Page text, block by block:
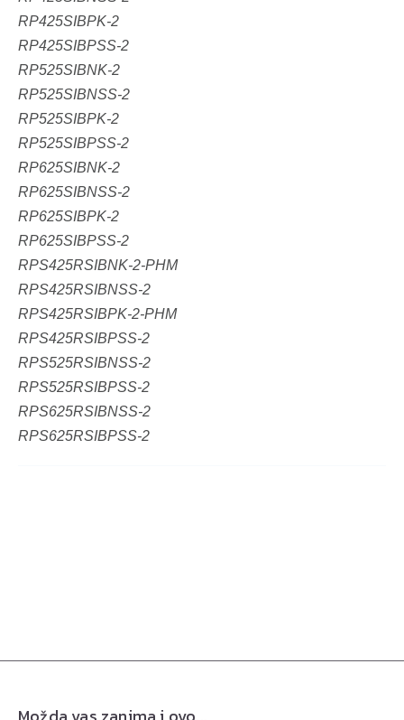
RP425SIBPK-2
RP425SIBPSS-2
RP525SIBNK-2
RP525SIBNSS-2
RP525SIBPK-2
RP525SIBPSS-2
RP625SIBNK-2
RP625SIBNSS-2
RP625SIBPK-2
RP625SIBPSS-2
RPS425RSIBNK-2-PHM
RPS425RSIBNSS-2
RPS425RSIBPK-2-PHM
RPS425RSIBPSS-2
RPS525RSIBNSS-2
RPS525RSIBPSS-2
RPS625RSIBNSS-2
RPS625RSIBPSS-2